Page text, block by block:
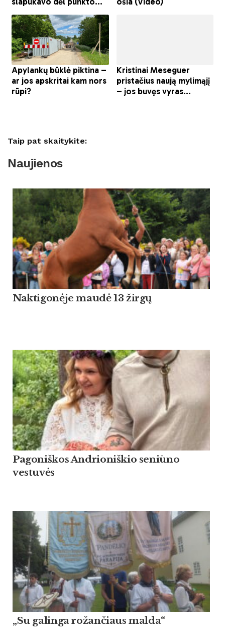
Taip pat skaitykite:
Naujienos
Naktigonėje maudė 13 žirgų
Pagoniškos Andrioniškio seniūno
vestuvės
„Su galinga rožančiaus malda“